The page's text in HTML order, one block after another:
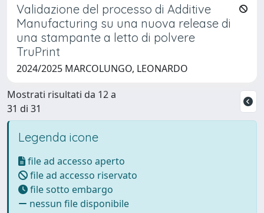
Validazione del processo di Additive
Manufacturing su una nuova release di
una stampante a letto di polvere
TruPrint
2024/2025 MARCOLUNGO, LEONARDO
Mostrati risultati da 12 a
31 di 31
Legenda icone
file ad accesso aperto
file ad accesso riservato
file sotto embargo
nessun file disponibile